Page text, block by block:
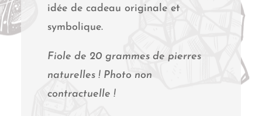
idée de cadeau originale et
symbolique.
Fiole de 20 grammes de pierres
naturelles ! Photo non
contractuelle !